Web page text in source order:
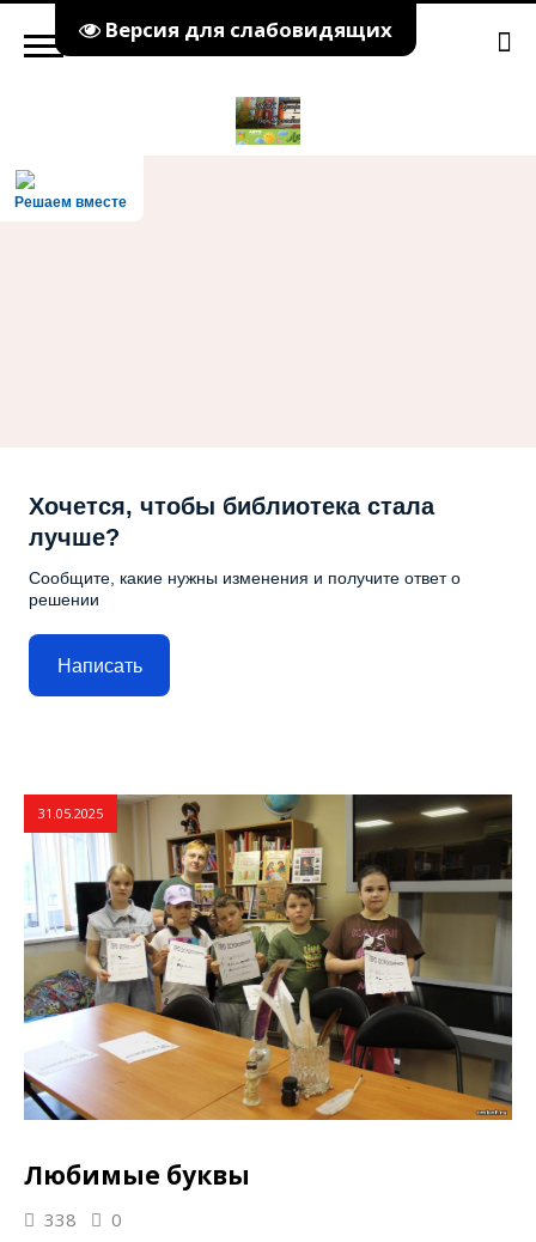
Версия для слабовидящих
Решаем вместе
Хочется, чтобы библиотека стала
лучше?
Сообщите, какие нужны изменения и получите ответ о
решении
Написать
31.05.2025
Любимые буквы
338 0